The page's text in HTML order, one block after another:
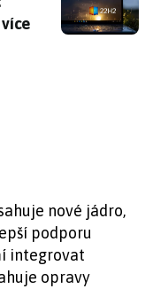
nové jádro,
podporu
integrovat
opravy